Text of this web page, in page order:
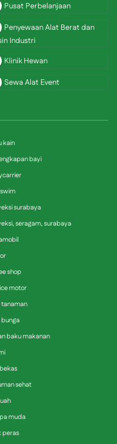
Pusat Perbelanjaan
Penyewaan Alat Berat dan
Industri
Klinik Hewan
Sewa Alat Event
kain
bayi
surabaya
seragam, surabaya
shop
motor
baku makanan
sehat
muda
peras